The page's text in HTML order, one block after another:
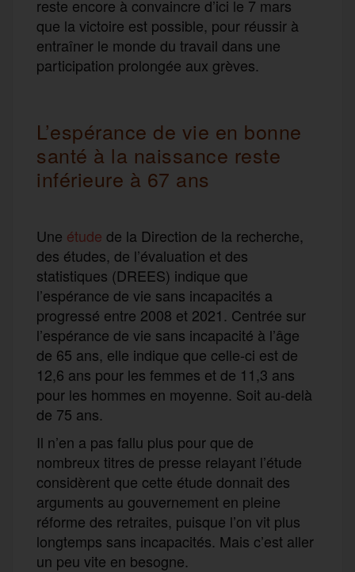
reste encore à convaincre d’ici le 7 mars
que la victoire est possible, pour réussir à
entraîner le monde du travail dans une
participation prolongée aux grèves.
L’espérance de vie en bonne
santé à la naissance reste
inférieure à 67 ans
Une étude de la Direction de la recherche,
des études, de l’évaluation et des
statistiques (DREES) indique que
l’espérance de vie sans incapacités a
progressé entre 2008 et 2021. Centrée sur
l’espérance de vie sans incapacité à l’âge
de 65 ans, elle indique que celle-ci est de
12,6 ans pour les femmes et de 11,3 ans
pour les hommes en moyenne. Soit au-delà
de 75 ans.
Il n’en a pas fallu plus pour que de
nombreux titres de presse relayant l’étude
considèrent que cette étude donnait des
arguments au gouvernement en pleine
réforme des retraites, puisque l’on vit plus
longtemps sans incapacités. Mais c’est aller
un peu vite en besogne.